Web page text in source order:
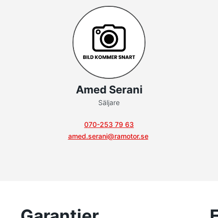
Amed Serani
Säljare
070-253 79 63
amed.serani@ramotor.se